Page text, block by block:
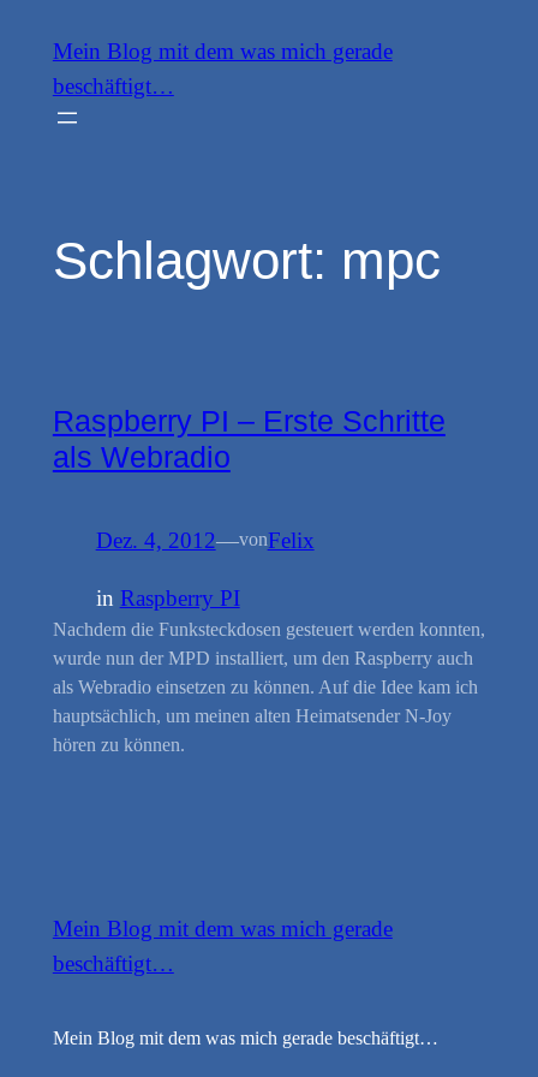
Inhalt
springen
Mein Blog mit dem was mich gerade
beschäftigt…
Schlagwort: mpc
Raspberry PI – Erste Schritte
als Webradio
Dez. 4, 2012—vonFelix
in Raspberry PI
Nachdem die Funksteckdosen gesteuert werden konnten,
wurde nun der MPD installiert, um den Raspberry auch
als Webradio einsetzen zu können. Auf die Idee kam ich
hauptsächlich, um meinen alten Heimatsender N-Joy
hören zu können.
Mein Blog mit dem was mich gerade
beschäftigt…
Mein Blog mit dem was mich gerade beschäftigt…